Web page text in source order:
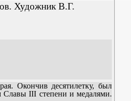
Художник В.Г.
Окончив десятилетку, был
Славы III степени и медалями.